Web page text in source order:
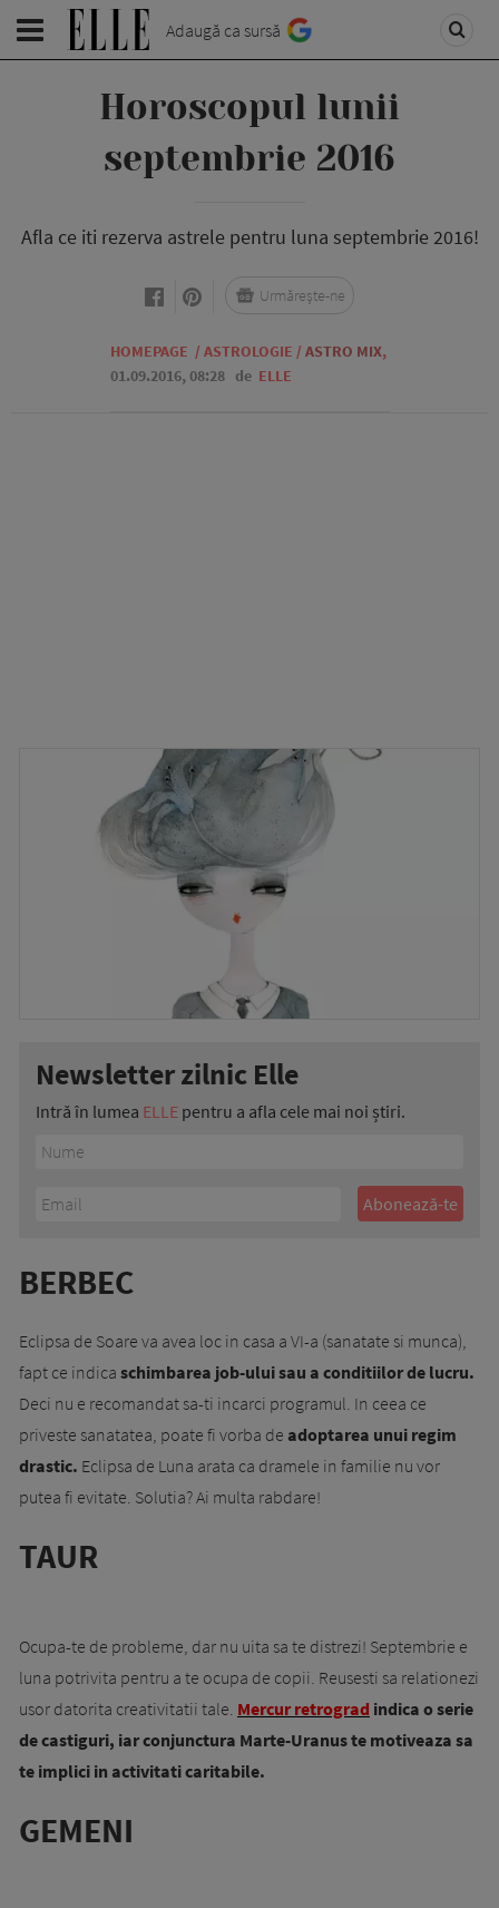
Adaugă ca sursă
Horoscopul lunii
septembrie 2016
Afla ce iti rezerva astrele pentru luna septembrie 2016!
HOMEPAGE / ASTROLOGIE / ASTRO MIX,
01.09.2016, 08:28 de ELLE
Urmărește-ne
Newsletter zilnic Elle
Intră în lumea ELLE pentru a afla cele mai noi știri.
BERBEC
Eclipsa de Soare va avea loc in casa a VI-a (sanatate si munca),
fapt ce indica schimbarea job-ului sau a conditiilor de lucru.
Deci nu e recomandat sa-ti incarci programul. In ceea ce
priveste sanatatea, poate fi vorba de adoptarea unui regim
drastic. Eclipsa de Luna arata ca dramele in familie nu vor
putea fi evitate. Solutia? Ai multa rabdare!
TAUR
Ocupa-te de probleme, dar nu uita sa te distrezi! Septembrie e
luna potrivita pentru a te ocupa de copii. Reusesti sa relationezi
usor datorita creativitatii tale. Mercur retrograd indica o serie
de castiguri, iar conjunctura Marte-Uranus te motiveaza sa
te implici in activitati caritabile.
GEMENI